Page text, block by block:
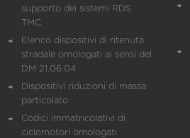
supporto dei sistemi RDS
TMC
Elenco dispositivi di ritenuta
stradale omologati ai sensi del
DM 21.06.04
Dispositivi riduzioni di massa
particolato
Codici immatricolativi di
ciclomotori omologati